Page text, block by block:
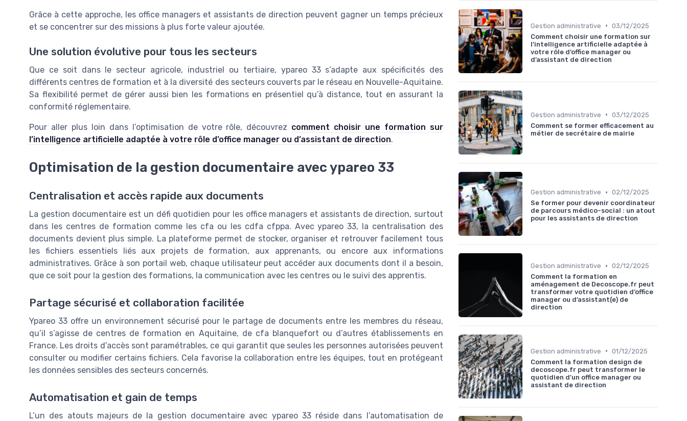
Grâce à cette approche, les office managers et assistants de direction peuvent gagner un temps précieux
et se concentrer sur des missions à plus forte valeur ajoutée.
Une solution évolutive pour tous les secteurs
Que ce soit dans le secteur agricole, industriel ou tertiaire, ypareo 33 s’adapte aux spécificités des
différents centres de formation et à la diversité des secteurs couverts par le réseau en Nouvelle-Aquitaine.
Sa flexibilité permet de gérer aussi bien les formations en présentiel qu’à distance, tout en assurant la
conformité réglementaire.
Pour aller plus loin dans l’optimisation de votre rôle, découvrez comment choisir une formation sur
l’intelligence artificielle adaptée à votre rôle d’office manager ou d’assistant de direction.
Optimisation de la gestion documentaire avec ypareo 33
Centralisation et accès rapide aux documents
La gestion documentaire est un défi quotidien pour les office managers et assistants de direction, surtout
dans les centres de formation comme les cfa ou les cdfa cfppa. Avec ypareo 33, la centralisation des
documents devient plus simple. La plateforme permet de stocker, organiser et retrouver facilement tous
les fichiers essentiels liés aux projets de formation, aux apprenants, ou encore aux informations
administratives. Grâce à son portail web, chaque utilisateur peut accéder aux documents dont il a besoin,
que ce soit pour la gestion des formations, la communication avec les centres ou le suivi des apprentis.
Partage sécurisé et collaboration facilitée
Ypareo 33 offre un environnement sécurisé pour le partage de documents entre les membres du réseau,
qu’il s’agisse de centres de formation en Aquitaine, de cfa blanquefort ou d’autres établissements en
France. Les droits d’accès sont paramétrables, ce qui garantit que seules les personnes autorisées peuvent
consulter ou modifier certains fichiers. Cela favorise la collaboration entre les équipes, tout en protégeant
les données sensibles des secteurs concernés.
Automatisation et gain de temps
L’un des atouts majeurs de la gestion documentaire avec ypareo 33 réside dans l’automatisation de
Gestion administrative • 03/12/2025
Comment choisir une formation sur
l’intelligence artificielle adaptée à
votre rôle d’office manager ou
d’assistant de direction
Gestion administrative • 03/12/2025
Comment se former efficacement au
métier de secrétaire de mairie
Gestion administrative • 02/12/2025
Se former pour devenir coordinateur
de parcours médico-social : un atout
pour les assistants de direction
Gestion administrative • 02/12/2025
Comment la formation en
aménagement de Decoscope.fr peut
transformer votre quotidien d’office
manager ou d’assistant(e) de
direction
Gestion administrative • 01/12/2025
Comment la formation design de
decoscope.fr peut transformer le
quotidien d’un office manager ou
assistant de direction